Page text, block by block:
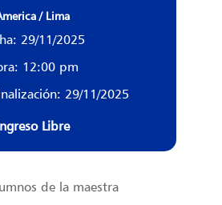
/ Lima
29/11/2025
12:00 pm
29/11/2025
Libre
de la maestra